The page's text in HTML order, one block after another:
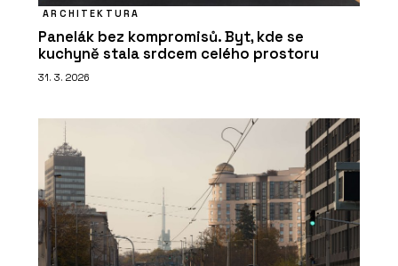
ARCHITEKTURA
Panelák bez kompromisů. Byt, kde se
kuchyně stala srdcem celého prostoru
31. 3. 2026